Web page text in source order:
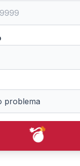
⭐
💥